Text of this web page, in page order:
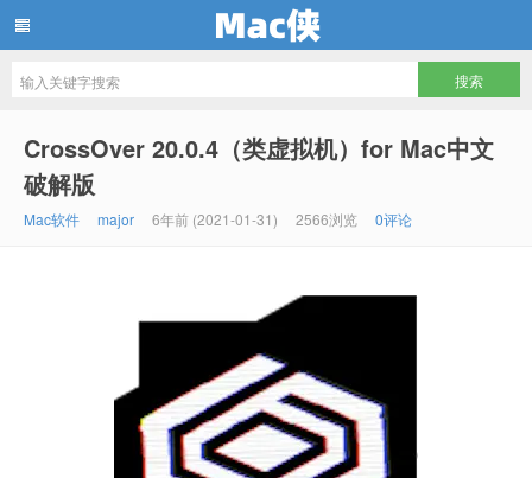
CrossOver 20.0.4（类虚拟机）for Mac中文
破解版
Mac软件 major 6年前 (2021-01-31) 2566浏览 0评论